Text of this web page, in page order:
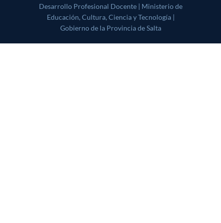
Profesional Docente | Ministerio de Educación, Cultura, Ciencia y
Tecnología | Gobierno de la Provincia de Salta|CoverNews
themes.